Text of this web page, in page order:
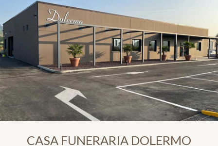
CASA FUNERARIA DOLERMO